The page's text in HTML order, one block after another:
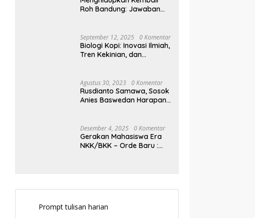
Roh Bandung: Jawaban
September 12, 2025 0 Komentar
Biologi Kopi: Inovasi Ilmiah,
Tren Kekinian, dan
Agraria
Agustus 30, 2023 0 Komentar
Rusdianto Samawa, Sosok
Anies Baswedan Harapan
Desember 4, 2025 0 Komentar
Gerakan Mahasiswa Era
NKK/BKK – Orde Baru :
Prompt tulisan harian